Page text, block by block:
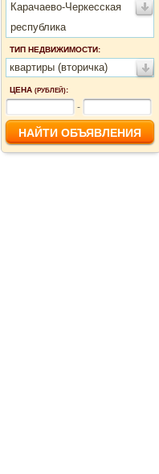
Карачаево-Черкесская
республика
ТИП НЕДВИЖИМОСТИ:
квартиры (вторичка)
ЦЕНА (РУБЛЕЙ):
-